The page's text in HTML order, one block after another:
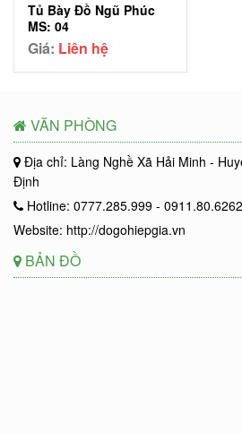
Tủ Bày Đồ Ngũ Phúc
MS: 04
Giá: Liên hệ
VĂN PHÒNG
Địa chỉ: Làng Nghề Xã Hải Minh -
Định
Hotline: 0777.285.999 -
Website: http://dogohiepgia.vn
BẢN ĐỒ